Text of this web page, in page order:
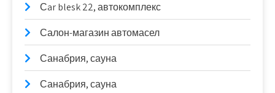
Сar blesk 22, автокомплекс
Салон-магазин автомасел
Санабрия, сауна
Санабрия, сауна